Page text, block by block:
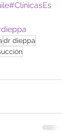
#ClínicasEs
dr dieppa